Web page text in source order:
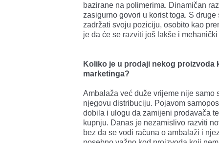
bazirane na polimerima. Dinamičan
zasigurno govori u korist toga. S
zadržati svoju poziciju, osobito kao
je da će se razviti još lakše i
Koliko je u prodaji nekog proizvoda
marketinga?
Ambalaža već duže vrijeme nije samo
njegovu distribuciju. Pojavom
dobila i ulogu da zamijeni prodavača
kupnju. Danas je nezamislivo razviti
bez da se vodi računa o ambalaži i